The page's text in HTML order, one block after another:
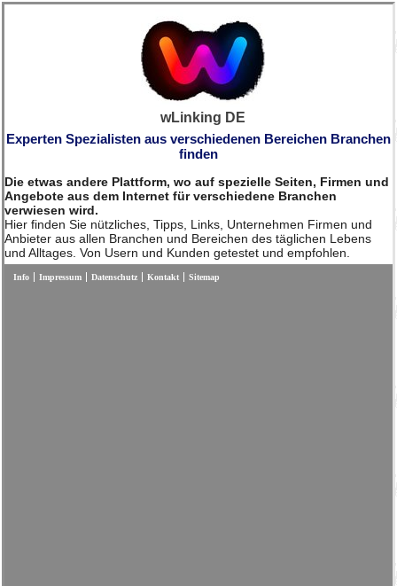
wLinking DE
Experten Spezialisten aus verschiedenen Bereichen Branchen
finden
Die etwas andere Plattform, wo auf spezielle Seiten, Firmen und
Angebote aus dem Internet für verschiedene Branchen
verwiesen wird.
Hier finden Sie nützliches, Tipps, Links, Unternehmen Firmen und
Anbieter aus allen Branchen und Bereichen des täglichen Lebens
und Alltages. Von Usern und Kunden getestet und empfohlen.
Info Impressum Datenschutz Kontakt Sitemap